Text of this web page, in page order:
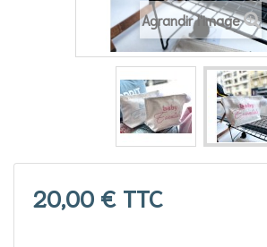
Agrandir l'image
20,00 € TTC